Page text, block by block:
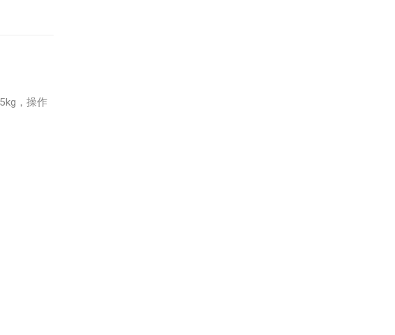
，操作